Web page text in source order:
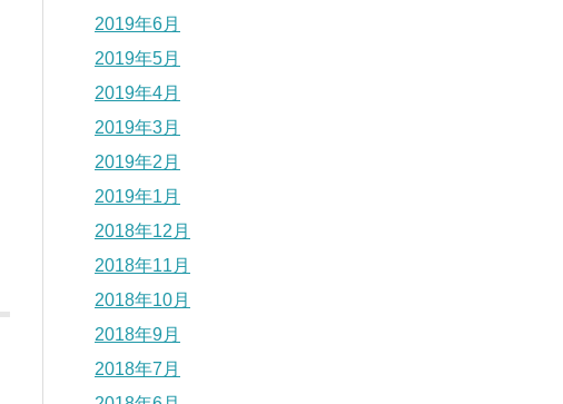
2019年6月
2019年5月
2019年4月
2019年3月
2019年2月
2019年1月
2018年12月
2018年11月
2018年10月
2018年9月
2018年7月